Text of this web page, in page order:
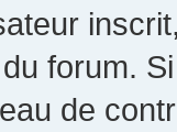
forum.
de